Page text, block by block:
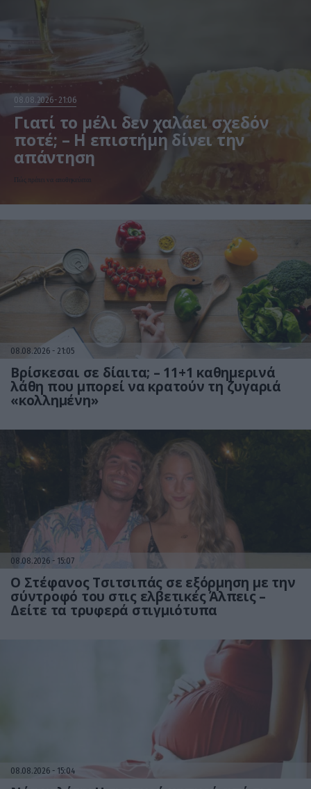
08.08.2026 21:06
Γιατί το μέλι δεν χαλάει σχεδόν
ποτέ; – Η επιστήμη δίνει την
απάντηση
Πώς πρέπει να αποθηκεύεται
08.08.2026 21:05
Βρίσκεσαι σε δίαιτα; – 11+1 καθημερινά
λάθη που μπορεί να κρατούν τη ζυγαριά
«κολλημένη»
08.08.2026 15:07
Ο Στέφανος Τσιτσιπάς σε εξόρμηση με την
σύντροφό του στις ελβετικές Άλπεις –
Δείτε τα τρυφερά στιγμιότυπα
08.08.2026 15:04